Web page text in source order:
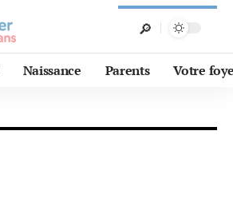
Naissance Parents Votre